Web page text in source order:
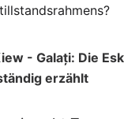
- Galați: Die
erzählt